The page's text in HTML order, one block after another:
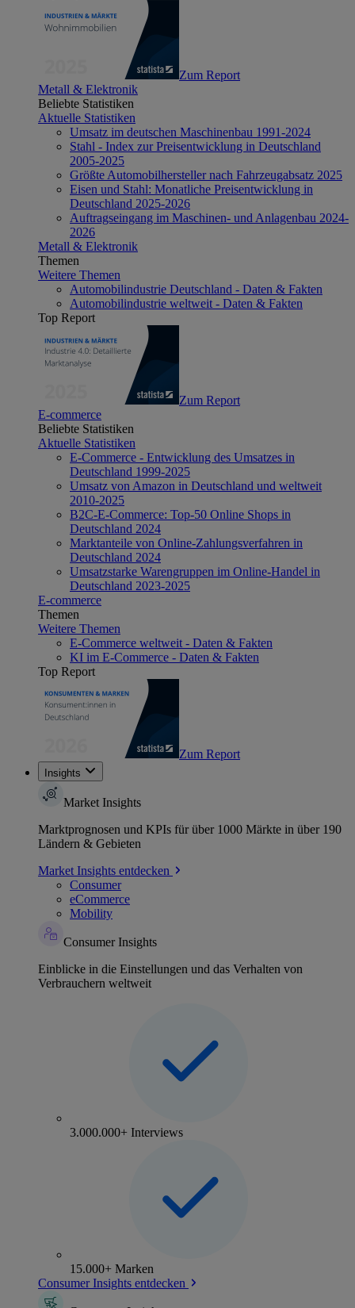
Zum Report
Metall & Elektronik
Beliebte Statistiken
Aktuelle Statistiken
Umsatz im deutschen Maschinenbau 1991-2024
Stahl - Index zur Preisentwicklung in Deutschland
2005-2025
Größte Automobilhersteller nach Fahrzeugabsatz 2025
Eisen und Stahl: Monatliche Preisentwicklung in
Deutschland 2025-2026
Auftragseingang im Maschinen- und Anlagenbau 2024-
2026
Metall & Elektronik
Themen
Weitere Themen
Automobilindustrie Deutschland - Daten & Fakten
Automobilindustrie weltweit - Daten & Fakten
Top Report
Zum Report
E-commerce
Beliebte Statistiken
Aktuelle Statistiken
E-Commerce - Entwicklung des Umsatzes in
Deutschland 1999-2025
Umsatz von Amazon in Deutschland und weltweit
2010-2025
B2C-E-Commerce: Top-50 Online Shops in
Deutschland 2024
Marktanteile von Online-Zahlungsverfahren in
Deutschland 2024
Umsatzstarke Warengruppen im Online-Handel in
Deutschland 2023-2025
E-commerce
Themen
Weitere Themen
E-Commerce weltweit - Daten & Fakten
KI im E-Commerce - Daten & Fakten
Top Report
Zum Report
Insights
Market Insights
Marktprognosen und KPIs für über 1000 Märkte in über 190
Ländern & Gebieten
Market Insights entdecken
Consumer
eCommerce
Mobility
Consumer Insights
Einblicke in die Einstellungen und das Verhalten von
Verbrauchern weltweit
3.000.000+ Interviews
15.000+ Marken
Consumer Insights entdecken